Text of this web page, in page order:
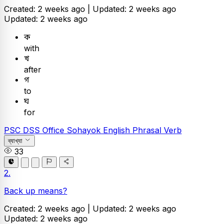
Created: 2 weeks ago | Updated: 2 weeks ago
Updated: 2 weeks ago
ক
with
খ
after
গ
to
ঘ
for
PSC DSS Office Sohayok English Phrasal Verb
ব্যাখ্যা
33
2.
Back up means?
Created: 2 weeks ago | Updated: 2 weeks ago
Updated: 2 weeks ago